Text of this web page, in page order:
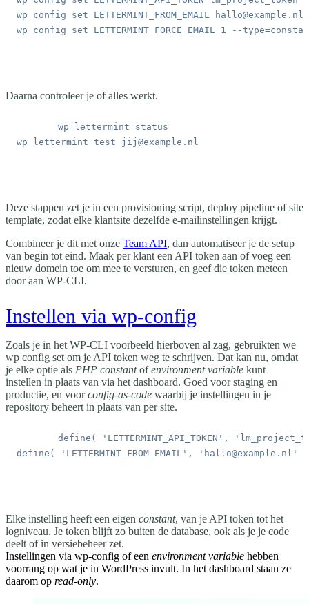
wp config set LETTERMINT_FROM_EMAIL
hallo@example.nl
wp config set LETTERMINT_FORCE_EMAIL 1
Daarna controleer je of alles werkt.
wp lettermint
wp lettermint test
Deze stappen zet je in een provisioning script, deploy pipeline of site
template, zodat elke klantsite dezelfde e-mailinstellingen krijgt.
Combineer je dit met onze Team API, dan automatiseer je de setup
van begin tot eind. Maak per klant een API token aan of voeg een
nieuw domein toe om mee te versturen, en geef die token meteen
door aan WP-CLI.
Instellen via wp-config
Zoals je in het WP-CLI voorbeeld hierboven al zag, gebruikten we
wp config set om je API token weg te schrijven. Dat kan nu, omdat
je elke optie als PHP constantofenvironment variable kunt
instellen in plaats van via het dashboard. Goed voor staging en
productie, en voorconfig-as-code waarbij je instellingen in je
repository beheert in plaats van per site.
Elke instelling heeft een eigen constant, van je API token tot het
logniveau. Je token blijft zo buiten de database, ook als je je code
deelt of in versiebeheer zet.
Instellingen via wp-config of een environment variable hebben
voorrang op wat je in WordPress invult. In het dashboard staan ze
daarom op read-only.